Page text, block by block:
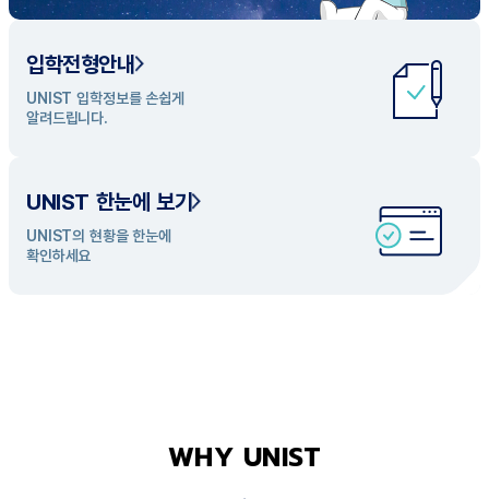
UNIST 학과 소개
UNIST의 개성있는 학과들을
탐색해 보세요
입학전형안내
UNIST 입학정보를 손쉽게
알려드립니다.
UNIST 한눈에 보기
UNIST의 현황을 한눈에
확인하세요
WHY UNIST